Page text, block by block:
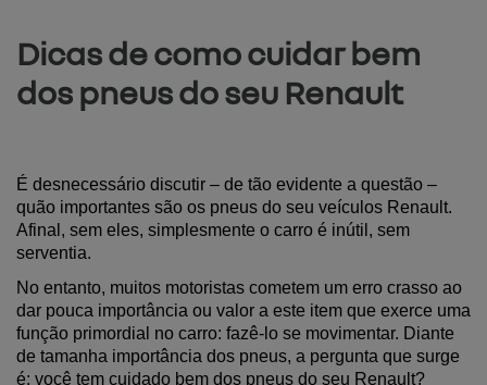
Dicas de como cuidar bem
dos pneus do seu Renault
É desnecessário discutir – de tão evidente a questão –
quão importantes são os pneus do seu veículos Renault.
Afinal, sem eles, simplesmente o carro é inútil, sem
serventia.
No entanto, muitos motoristas cometem um erro crasso ao
dar pouca importância ou valor a este item que exerce uma
função primordial no carro: fazê-lo se movimentar. Diante
de tamanha importância dos pneus, a pergunta que surge
é: você tem cuidado bem dos pneus do seu Renault?